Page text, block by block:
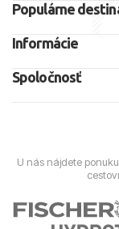
Populárne
Informácie
Spoločnosť
U nás nájdete